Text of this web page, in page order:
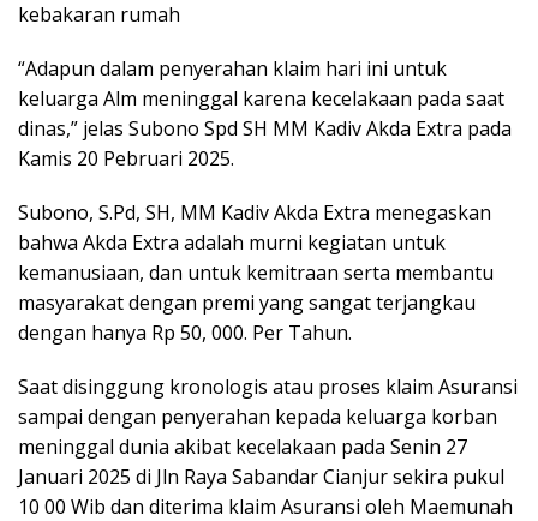
kebakaran rumah
“Adapun dalam penyerahan klaim hari ini untuk
keluarga Alm meninggal karena kecelakaan pada saat
dinas,” jelas Subono Spd SH MM Kadiv Akda Extra pada
Kamis 20 Pebruari 2025.
Subono, S.Pd, SH, MM Kadiv Akda Extra menegaskan
bahwa Akda Extra adalah murni kegiatan untuk
kemanusiaan, dan untuk kemitraan serta membantu
masyarakat dengan premi yang sangat terjangkau
dengan hanya Rp 50, 000. Per Tahun.
Saat disinggung kronologis atau proses klaim Asuransi
sampai dengan penyerahan kepada keluarga korban
meninggal dunia akibat kecelakaan pada Senin 27
Januari 2025 di Jln Raya Sabandar Cianjur sekira pukul
10 00 Wib dan diterima klaim Asuransi oleh Maemunah